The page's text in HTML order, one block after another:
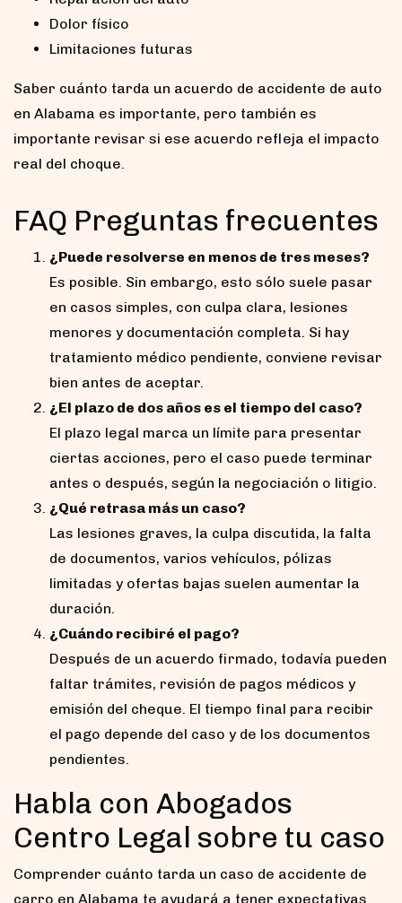
Dolor físico
Limitaciones futuras
Saber cuánto tarda un acuerdo de accidente de auto
en Alabama es importante, pero también es
importante revisar si ese acuerdo refleja el impacto
real del choque.
FAQ Preguntas frecuentes
¿Puede resolverse en menos de tres meses?
Es posible. Sin embargo, esto sólo suele pasar
en casos simples, con culpa clara, lesiones
menores y documentación completa. Si hay
tratamiento médico pendiente, conviene revisar
bien antes de aceptar.
¿El plazo de dos años es el tiempo del caso?
El plazo legal marca un límite para presentar
ciertas acciones, pero el caso puede terminar
antes o después, según la negociación o litigio.
¿Qué retrasa más un caso?
Las lesiones graves, la culpa discutida, la falta
de documentos, varios vehículos, pólizas
limitadas y ofertas bajas suelen aumentar la
duración.
¿Cuándo recibiré el pago?
Después de un acuerdo firmado, todavía pueden
faltar trámites, revisión de pagos médicos y
emisión del cheque. El tiempo final para recibir
el pago depende del caso y de los documentos
pendientes.
Habla con Abogados
Centro Legal sobre tu caso
Comprender cuánto tarda un caso de accidente de
carro en Alabama te ayudará a tener expectativas